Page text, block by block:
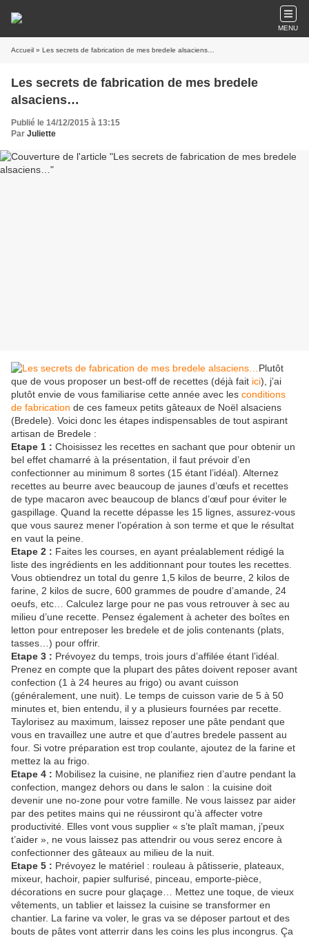
MENU
Accueil » Les secrets de fabrication de mes bredele alsaciens…
Les secrets de fabrication de mes bredele
alsaciens…
Publié le 14/12/2015 à 13:15
Par Juliette
Plutôt
que de vous proposer un best-off de recettes (déjà fait ici), j’ai
plutôt envie de vous familiarise cette année avec les conditions
de fabrication de ces fameux petits gâteaux de Noël alsaciens
(Bredele). Voici donc les étapes indispensables de tout aspirant
artisan de Bredele :
Etape 1 : Choisissez les recettes en sachant que pour obtenir un
bel effet chamarré à la présentation, il faut prévoir d’en
confectionner au minimum 8 sortes (15 étant l’idéal). Alternez
recettes au beurre avec beaucoup de jaunes d’œufs et recettes
de type macaron avec beaucoup de blancs d’œuf pour éviter le
gaspillage. Quand la recette dépasse les 15 lignes, assurez-vous
que vous saurez mener l’opération à son terme et que le résultat
en vaut la peine.
Etape 2 : Faites les courses, en ayant préalablement rédigé la
liste des ingrédients en les additionnant pour toutes les recettes.
Vous obtiendrez un total du genre 1,5 kilos de beurre, 2 kilos de
farine, 2 kilos de sucre, 600 grammes de poudre d’amande, 24
oeufs, etc… Calculez large pour ne pas vous retrouver à sec au
milieu d’une recette. Pensez également à acheter des boîtes en
letton pour entreposer les bredele et de jolis contenants (plats,
tasses…) pour offrir.
Etape 3 : Prévoyez du temps, trois jours d’affilée étant l’idéal.
Prenez en compte que la plupart des pâtes doivent reposer avant
confection (1 à 24 heures au frigo) ou avant cuisson
(généralement, une nuit). Le temps de cuisson varie de 5 à 50
minutes et, bien entendu, il y a plusieurs fournées par recette.
Taylorisez au maximum, laissez reposer une pâte pendant que
vous en travaillez une autre et que d’autres bredele passent au
four. Si votre préparation est trop coulante, ajoutez de la farine et
mettez la au frigo.
Etape 4 : Mobilisez la cuisine, ne planifiez rien d’autre pendant la
confection, mangez dehors ou dans le salon : la cuisine doit
devenir une no-zone pour votre famille. Ne vous laissez par aider
par des petites mains qui ne réussiront qu’à affecter votre
productivité. Elles vont vous supplier « s’te plaît maman, j’peux
t’aider », ne vous laissez pas attendrir ou vous serez encore à
confectionner des gâteaux au milieu de la nuit.
Etape 5 : Prévoyez le matériel : rouleau à pâtisserie, plateaux,
mixeur, hachoir, papier sulfurisé, pinceau, emporte-pièce,
décorations en sucre pour glaçage… Mettez une toque, de vieux
vêtements, un tablier et laissez la cuisine se transformer en
chantier. La farine va voler, le gras va se déposer partout et des
bouts de pâtes vont atterrir dans les coins les plus incongrus. Ça